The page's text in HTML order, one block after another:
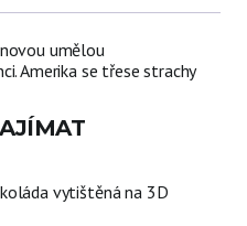
umělou
Amerika se třese strachy
vytištěná na 3D